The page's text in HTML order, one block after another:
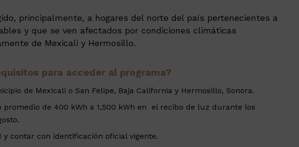
principalmente, a hogares del norte del país pertenecientes a
y que se ven afectados por condiciones climáticas
de Mexicali y Hermosillo.
para acceder al programa?
de Mexicali o San Felipe, Baja California y Hermosillo, Sonora.
promedio de 400 kWh a 1,500 kWh en el recibo de luz durante los
y contar con identificación oficial vigente.